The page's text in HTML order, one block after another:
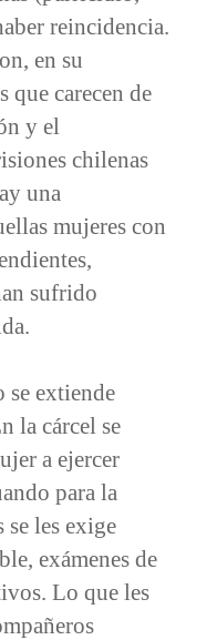
reincidencia.
en su
que carecen de
y el
chilenas
una
mujeres con
sufrido
se extiende
la cárcel se
a ejercer
para la
les exige
exámenes de
Lo que les